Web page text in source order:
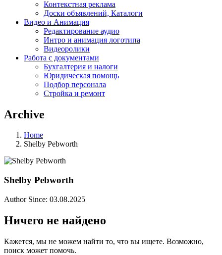
Контекстная реклама
Доски объявлений, Каталоги
Видео и Анимация
Редактирование аудио
Интро и анимация логотипа
Видеоролики
Работа с документами
Бухгалтерия и налоги
Юридическая помощь
Подбор персонала
Стройка и ремонт
Archive
Home
Shelby Pebworth
Shelby Pebworth
Author Since: 03.08.2025
Ничего не найдено
Кажется, мы не можем найти то, что вы ищете. Возможно,
поиск может помочь.